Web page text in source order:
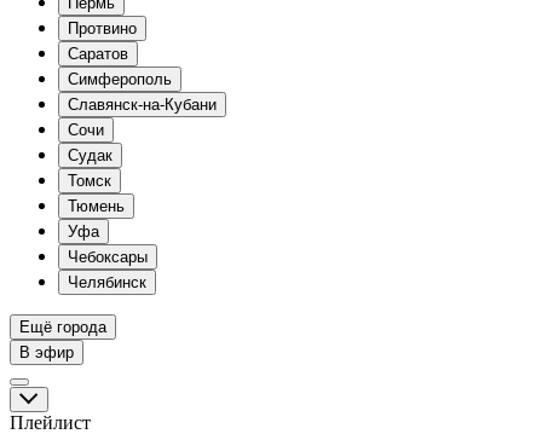
Протвино
Саратов
Симферополь
Славянск-на-Кубани
Сочи
Судак
Томск
Тюмень
Уфа
Чебоксары
Челябинск
Ещё города
В эфир
Плейлист